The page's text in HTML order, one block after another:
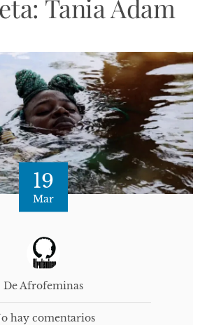
Tania Adam
19
Mar
De Afrofeminas
hay comentarios